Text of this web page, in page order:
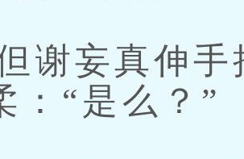
妄真伸手
：“是么？”